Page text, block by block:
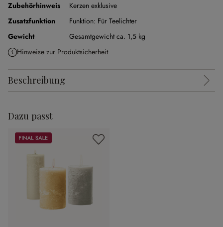
Zubehörhinweis
Kerzen exklusive
Zusatzfunktion
Funktion: Für Teelichter
Gewicht
Gesamtgewicht ca. 1,5 kg
Hinweise zur Produktsicherheit
Beschreibung
Dazu passt
Sale